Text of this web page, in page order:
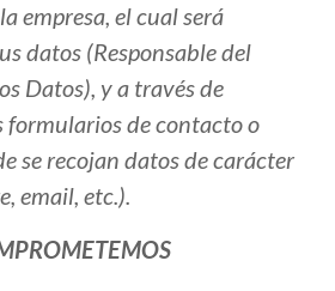
empresa, el cual será
datos (Responsable del
Datos), y a través de
formularios de contacto o
se recojan datos de carácter
email, etc.).